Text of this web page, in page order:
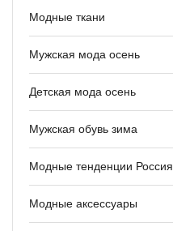
Модные ткани
Мужская мода осень
Детская мода осень
Мужская обувь зима
Модные тенденции Россия
Модные аксессуары